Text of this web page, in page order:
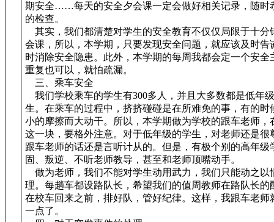
期安全……每天的安全夕会课一定会做好相关记录，随时
的检查。
其实，我们都清楚对学生的安全教育不仅仅局限于十分
会课，所以，本学期，只要发现安全问题，就应该及时告
时消除安全隐患。此外，本学期的每周我都会定一个安全
重复也可以，就怕疏漏。
三、乘车安全
我们学校乘车的学生有300多人，并且大多数都是低年
生。在乘车的过程中，挤挤碰碰是在所难免的事，有的时
小的摩擦而大动干。所以，本学期做为学校的跟车老师，
这一块，要格外注意。对于低年级的学生，对老师还是很
跟车老师的话还是言听计从的。但是，有极个别的高年级
固、叛逆、不听老师教导，甚至和老师顶嘴动手。
做为老师，我们不能对学生动用武力，我们只能动之以
理。每趟车都设路队长，希望我们的值周教师在路队长的
在校车回来之前，排好队，管好纪律。这样，我跟车老师
一点了。